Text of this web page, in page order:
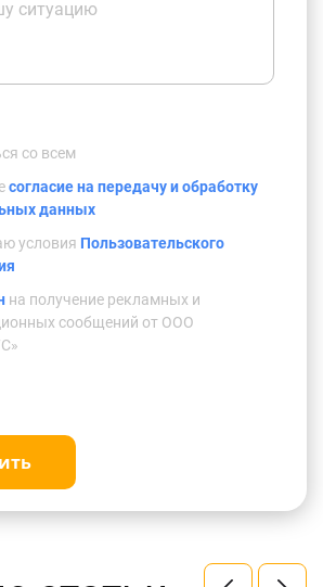
ситуацию
со всем
согласие на передачу и обработку
данных
условия Пользовательского
на получение рекламных и
сообщений от ООО